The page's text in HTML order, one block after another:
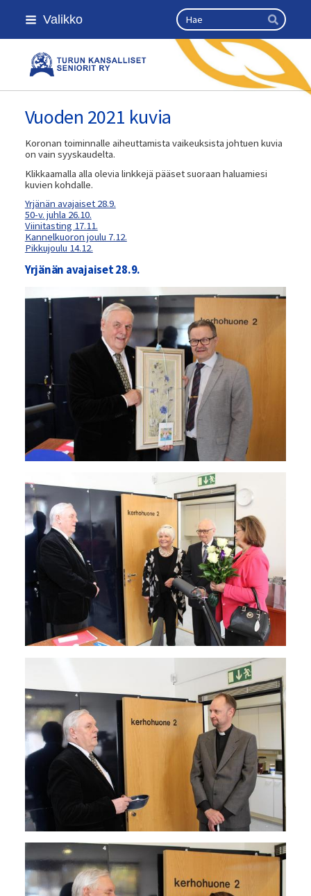
Siirry
sivun
Valikko Haku
Hae
Turun kansalliset seniorit ry
Vuoden 2021 kuvia
Koronan toiminnalle aiheuttamista vaikeuksista johtuen kuvia
on vain syyskaudelta.
Klikkaamalla alla olevia linkkejä pääset suoraan haluamiesi
kuvien kohdalle.
Yrjänän avajaiset 28.9.
50-v. juhla 26.10.
Viinitasting 17.11.
Kannelkuoron joulu 7.12.
Pikkujoulu 14.12.
Yrjänän avajaiset 28.9.